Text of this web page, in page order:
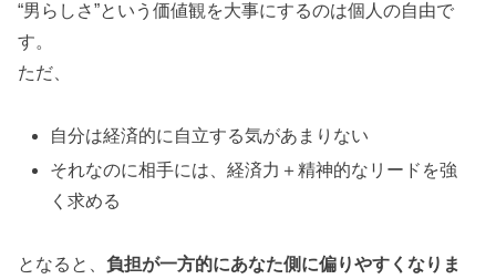
“男らしさ”という価値観を大事にするのは個人の自由で
す。
ただ、
自分は経済的に自立する気があまりない
それなのに相手には、経済力＋精神的なリードを強
く求める
となると、 負担が一方的にあなた側に偏りやすくなりま